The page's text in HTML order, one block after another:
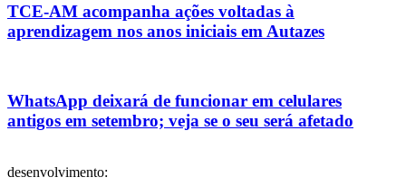
TCE-AM acompanha ações voltadas à
aprendizagem nos anos iniciais em Autazes
WhatsApp deixará de funcionar em celulares
antigos em setembro; veja se o seu será afetado
desenvolvimento: